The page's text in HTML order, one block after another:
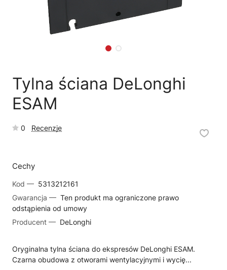
Tylna ściana DeLonghi
ESAM
0 Recenzje
Cechy
Kod — 5313212161
Gwarancja — Ten produkt ma ograniczone prawo
odstąpienia od umowy
Producent — DeLonghi
Oryginalna tylna ściana do ekspresów DeLonghi ESAM.
Czarna obudowa z otworami wentylacyjnymi i wycię...
Reklamacja naprawy 📦